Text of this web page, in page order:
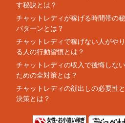
す秘訣とは？
チャットレディが稼げる時間帯の
パターンとは？
チャットレディで稼げない人がや
る人の行動習慣とは？
チャットレディの収入で後悔しな
ための全対策とは？
チャットレディの顔出しの必要性
決策とは？